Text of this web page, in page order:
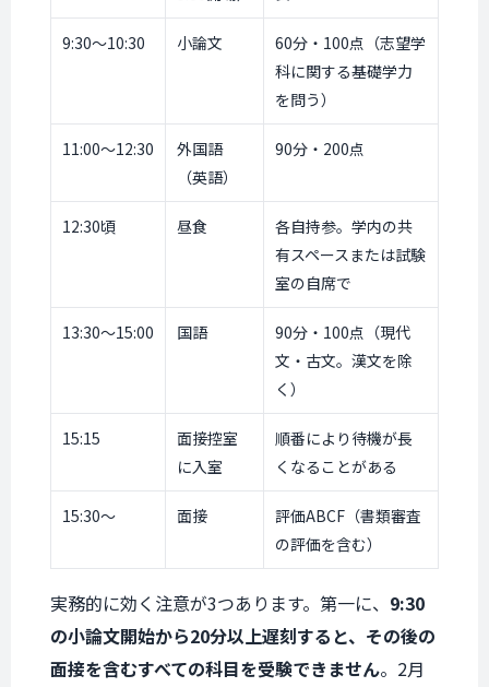
9:30〜10:30 小論文
60分・100点（志望学
科に関する基礎学力
を問う）
11:00〜12:30
外国語
（英語）
90分・200点
12:30頃 昼食
各自持参。学内の共
有スペースまたは試験
室の自席で
13:30〜15:00 国語
90分・100点（現代
文・古文。漢文を除
く）
15:15
面接控室
に入室
順番により待機が長
くなることがある
15:30〜 面接
評価ABCF（書類審査
の評価を含む）
実務的に効く注意が3つあります。第一に、 9:30
の小論文開始から20分以上遅刻すると、その後の
面接を含むすべての科目を受験できません。2月